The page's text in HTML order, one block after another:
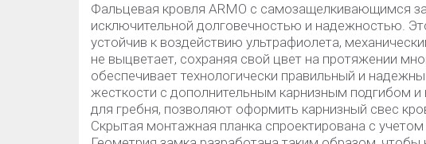
Фальцевая кровля ARMO с самозащелкивающимся
исключительной долговечностью и надежностью.
устойчив к воздействию ультрафиолета,
не выцветает, сохраняя свой цвет на протяжении
обеспечивает технологически правильный и
жесткости с дополнительным карнизным подгибом и
для гребня, позволяют оформить карнизный свес
Скрытая монтажная планка спроектирована с